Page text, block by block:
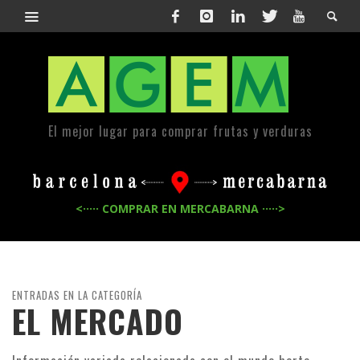
El mejor lugar para comprar frutas y verduras
<····· COMPRAR EN MERCABARNA ·····>
ENTRADAS EN LA CATEGORÍA
EL MERCADO